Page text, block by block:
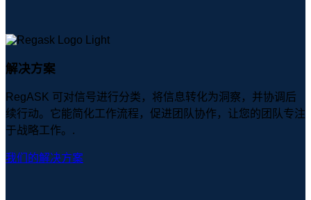
解决方案
RegASK 可对信号进行分类，将信息转化为洞察，并协调后
续行动。它能简化工作流程，促进团队协作，让您的团队专注
于战略工作。.
我们的解决方案